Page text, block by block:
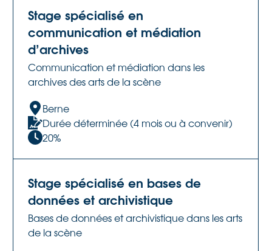
Stage spécialisé en
communication et médiation
d’archives
Communication et médiation dans les
archives des arts de la scène
Berne
Durée déterminée (4 mois ou à convenir)
20%
Stage spécialisé en bases de
données et archivistique
Bases de données et archivistique dans les arts
de la scène